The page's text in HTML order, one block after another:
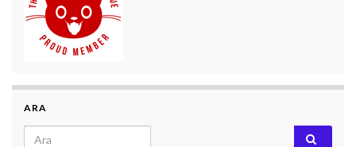
ARA
Search for: